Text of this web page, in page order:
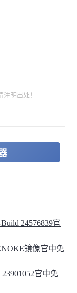
明出处！
24576839官
镜像官中免
官中免